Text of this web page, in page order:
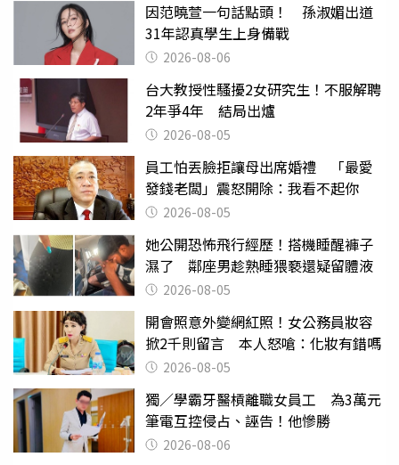
因范曉萱一句話點頭！ 孫淑媚出道
31年認真學生上身備戰
2026-08-06
台大教授性騷擾2女研究生！不服解聘
2年爭4年 結局出爐
2026-08-05
員工怕丟臉拒讓母出席婚禮 「最愛
發錢老闆」震怒開除：我看不起你
2026-08-05
她公開恐怖飛行經歷！搭機睡醒褲子
濕了 鄰座男趁熟睡猥褻還疑留體液
2026-08-05
開會照意外變網紅照！女公務員妝容
掀2千則留言 本人怒嗆：化妝有錯嗎
2026-08-05
獨／學霸牙醫槓離職女員工 為3萬元
筆電互控侵占、誣告！他慘勝
2026-08-06